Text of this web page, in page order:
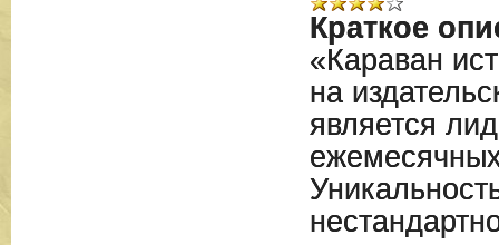
Краткое
«Караван
на
является